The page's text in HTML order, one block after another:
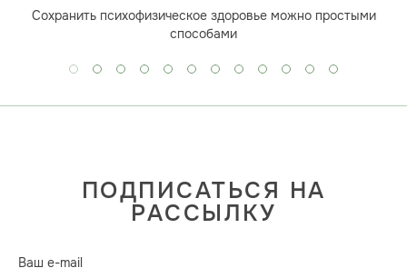
Сохранить психофизическое здоровье можно простыми
способами
ПОДПИСАТЬСЯ НА
РАССЫЛКУ
Ваш e-mail